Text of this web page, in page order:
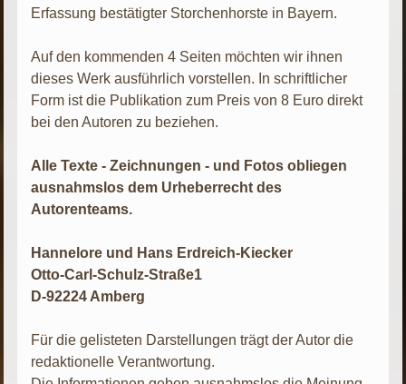
Erfassung bestätigter Storchenhorste in Bayern.
Auf den kommenden 4 Seiten möchten wir ihnen
dieses Werk ausführlich vorstellen. In schriftlicher
Form ist die Publikation zum Preis von 8 Euro direkt
bei den Autoren zu beziehen.
Alle Texte - Zeichnungen - und Fotos obliegen
ausnahmslos dem Urheberrecht des
Autorenteams.
Hannelore und Hans Erdreich-Kiecker
Otto-Carl-Schulz-Straße1
D-92224 Amberg
Für die gelisteten Darstellungen trägt der Autor die
redaktionelle Verantwortung.